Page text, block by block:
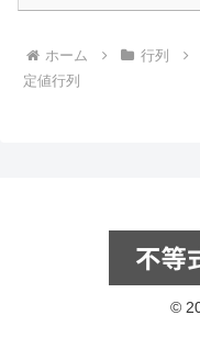
ホーム 行列
定値行列
©